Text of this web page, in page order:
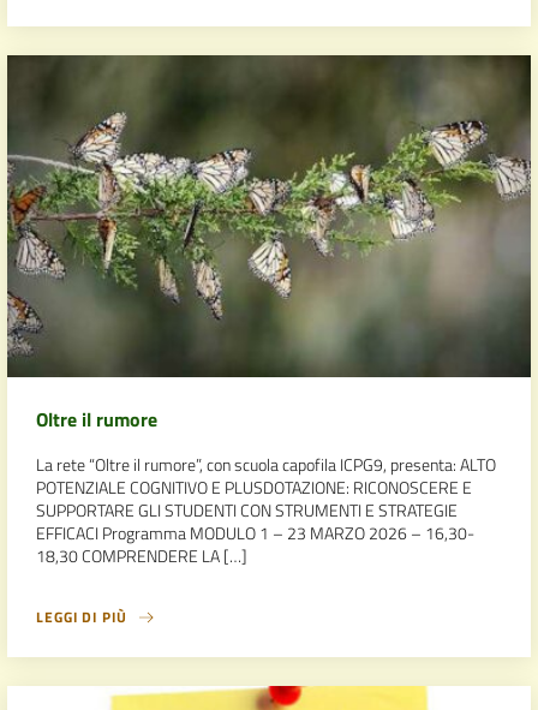
Oltre il rumore
La rete “Oltre il rumore”, con scuola capofila ICPG9, presenta: ALTO
POTENZIALE COGNITIVO E PLUSDOTAZIONE: RICONOSCERE E
SUPPORTARE GLI STUDENTI CON STRUMENTI E STRATEGIE
EFFICACI Programma MODULO 1 – 23 MARZO 2026 – 16,30-
18,30 COMPRENDERE LA […]
LEGGI DI PIÙ